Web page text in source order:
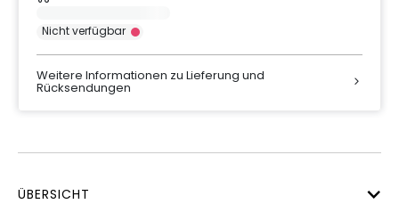
Nicht verfügbar
Weitere Informationen zu Lieferung und
Rücksendungen
ÜBERSICHT